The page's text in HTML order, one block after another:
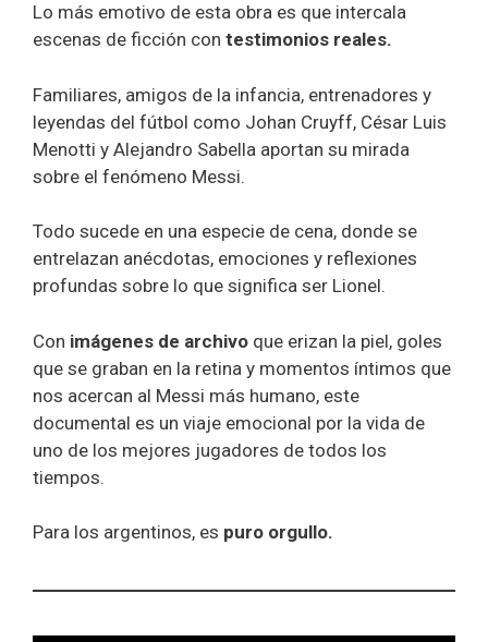
Lo más emotivo de esta obra es que intercala
escenas de ficción con testimonios reales.
Familiares, amigos de la infancia, entrenadores y
leyendas del fútbol como Johan Cruyff, César Luis
Menotti y Alejandro Sabella aportan su mirada
sobre el fenómeno Messi.
Todo sucede en una especie de cena, donde se
entrelazan anécdotas, emociones y reflexiones
profundas sobre lo que significa ser Lionel.
Con imágenes de archivo que erizan la piel, goles
que se graban en la retina y momentos íntimos que
nos acercan al Messi más humano, este
documental es un viaje emocional por la vida de
uno de los mejores jugadores de todos los
tiempos.
Para los argentinos, es puro orgullo.